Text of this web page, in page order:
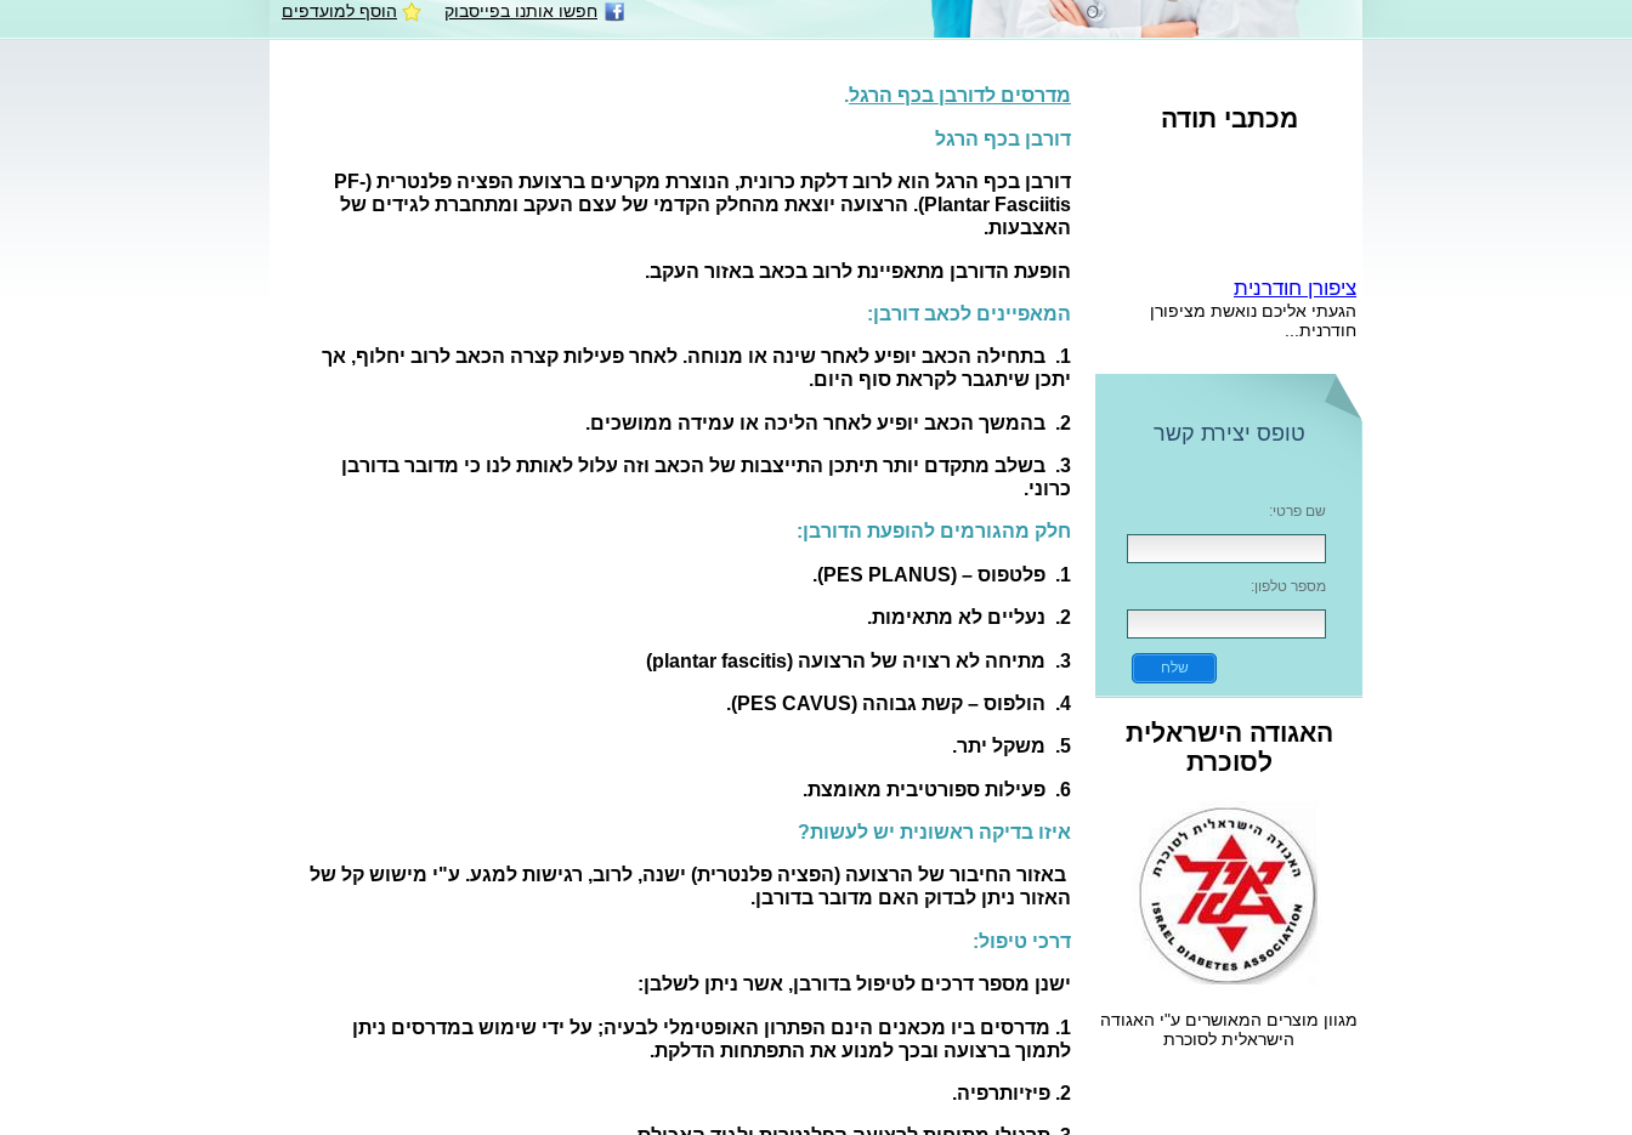
הוסף למועדפים חפשו אותנו בפייסבוק
מכתבי תודה
ציפורן חודרנית
הגעתי אליכם נואשת מציפורן
חודרנית...
הגעתי עם כאב בכף הרגל שאובחן
כדורבן, קיבלתי הסבר מקיף על
הנושא... לאחר כחודש עם המדרסים
הכאב עבר כלא היה...
בכפות הרגליים שלה כל חייה –
ללכת בגאווה עם כפכפים וסנדל...
פדיקור לחולי סוכרת
אני חולה סוכרת...פניתי אליכם
לאחר שהופניתי מרופא העור
תודה רבה על הטיפול בפטרת
הציפורניים...
ציפורן חודרנית
רציתי להגיד תודה רבה על הטיפול
ציפורן חודרנית
תודה מעומק הלב על הטיפול
המסור והמקצועי בציפורן החודרנית
והעקשנית...
ציפורן חודרנית
ספיר הייתה אצל רופאים בצבא
שלא הצליחו לפתור את הבעיה...
פדיקור רפואי
המומחיות שלכם בכף הרגל עולה על
טופס יצירת קשר
שם פרטי:
מספר טלפון:
האגודה הישראלית
לסוכרת
מגוון מוצרים המאושרים ע"י האגודה
הישראלית לסוכרת
מדרסים לדורבן בכף הרגל.
דורבן בכף הרגל
דורבן בכף הרגל הוא לרוב דלקת כרונית, הנוצרת מקרעים ברצועת הפציה פלנטרית (PF-
Plantar Fasciitis). הרצועה יוצאת מהחלק הקדמי של עצם העקב ומתחברת לגידים של
האצבעות.
הופעת הדורבן מתאפיינת לרוב בכאב באזור העקב.
המאפיינים לכאב דורבן:
1.
בתחילה הכאב יופיע לאחר שינה או מנוחה. לאחר פעילות קצרה הכאב לרוב יחלוף, אך
יתכן שיתגבר לקראת סוף היום.
2. בהמשך הכאב יופיע לאחר הליכה או עמידה ממושכים.
3. בשלב מתקדם יותר תיתכן התייצבות של הכאב וזה עלול לאותת לנו כי מדובר בדורבן
כרוני.
חלק מהגורמים להופעת הדורבן:
1. פלטפוס – (PES PLANUS).
2. נעליים לא מתאימות.
3. מתיחה לא רצויה של הרצועה (plantar fascitis
)
4. הולפוס – קשת גבוהה (PES CAVUS).
5. משקל יתר.
6. פעילות ספורטיבית מאומצת.
איזו בדיקה ראשונית יש לעשות?
באזור החיבור של הרצועה (הפציה פלנטרית) ישנה, לרוב, רגישות למגע. ע"י מישוש קל של
האזור ניתן לבדוק האם מדובר בדורבן.
דרכי טיפול:
ישנן מספר דרכים לטיפול בדורבן, אשר ניתן לשלבן:
1. מדרסים ביו מכאנים הינם הפתרון האופטימלי לבעיה; על ידי שימוש במדרסים ניתן
לתמוך ברצועה ובכך למנוע את התפתחות הדלקת.
2. פיזיותרפיה.